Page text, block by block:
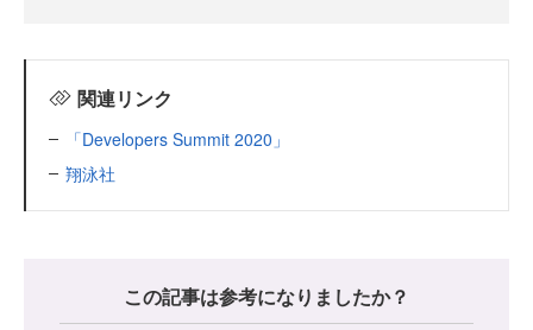
関連リンク
「Developers Summit 2020」
翔泳社
この記事は参考になりましたか？